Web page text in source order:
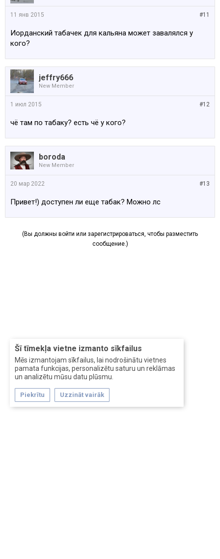
Šī tīmekļa vietne izmanto sīkfailus
Mēs izmantojam sīkfailus, lai nodrošinātu vietnes
pamata funkcijas, personalizētu saturu un reklāmas
un analizētu mūsu datu plūsmu.
Piekrītu Uzzināt vairāk
#11
11 янв 2015
Иорданский табачек для кальяна может завалялся у
кого?
jeffry666
New Member
#12
1 июл 2015
чё там по табаку? есть чё у кого?
boroda
New Member
#13
20 мар 2022
Привет!) доступен ли еще табак? Можно лс
(Вы должны войти или зарегистрироваться, чтобы разместить
сообщение.)